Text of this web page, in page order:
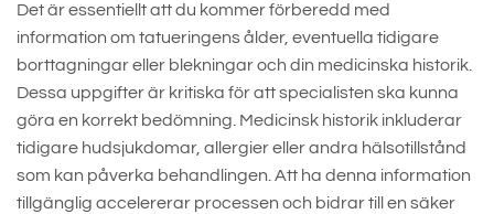
Det är essentiellt att du kommer förberedd med
information om tatueringens ålder, eventuella tidigare
borttagningar eller blekningar och din medicinska historik.
Dessa uppgifter är kritiska för att specialisten ska kunna
göra en korrekt bedömning. Medicinsk historik inkluderar
tidigare hudsjukdomar, allergier eller andra hälsotillstånd
som kan påverka behandlingen. Att ha denna information
tillgänglig accelererar processen och bidrar till en säker